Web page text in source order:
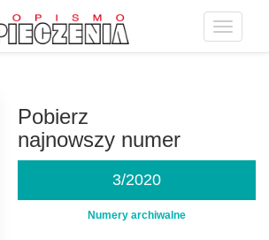
Toggle
Pobierz
najnowszy numer
3/2020
Numery archiwalne